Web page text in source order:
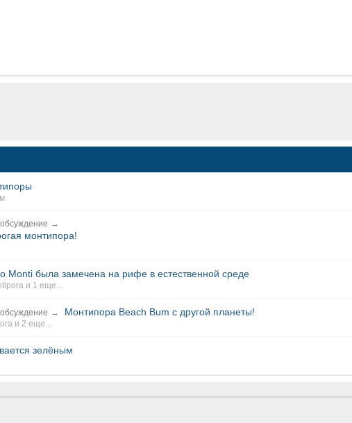
→
монтипора!
Monti была замечена на рифе в естественной среде
и 1 еще...
→ Монтипора Beach Bum с другой планеты!
и 2 еще...
зелёным